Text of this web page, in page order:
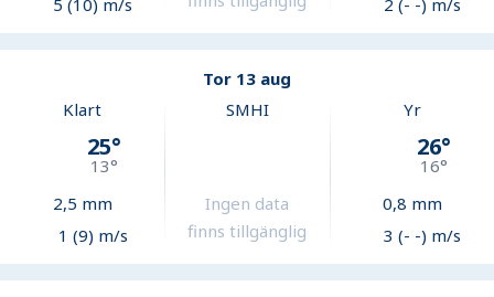
Tor 13 aug
Klart
25°
13°
2,5 mm
1 (9) m/s
SMHI
Ingen data
finns tillgänglig
Yr
26°
16°
0,8 mm
3 (- -) m/s